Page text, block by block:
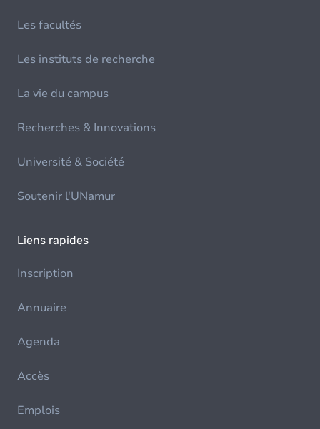
Les facultés
Les instituts de recherche
La vie du campus
Recherches & Innovations
Université & Société
Soutenir l'UNamur
Liens rapides
Inscription
Annuaire
Agenda
Accès
Emplois